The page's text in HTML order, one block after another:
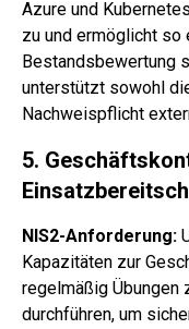
Azure und
zu und ermöglicht so
Bestandsbewertung
unterstützt sowohl
Nachweispflicht
5.
NIS2-Anforderung:
Kapazitäten zur
regelmäßig Übungen
durchführen, um